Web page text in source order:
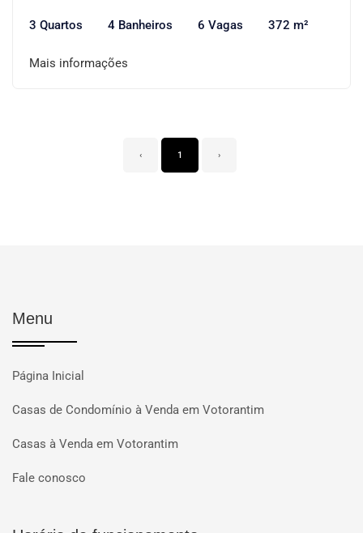
3 Quartos 4 Banheiros 6 Vagas 372 m²
Mais informações
‹ 1 ›
Menu
Página Inicial
Casas de Condomínio à Venda em Votorantim
Casas à Venda em Votorantim
Fale conosco